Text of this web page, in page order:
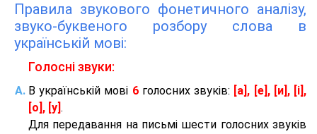
Правила звукового фонетичного аналізу,
звуко-буквеного розбору слова в
українській мові:
Голосні звуки:
В українській мові 6голосних звуків:
[а], [е], [и], [і],
[о], [у] .
Для передавання на письмі шести голосних звуків